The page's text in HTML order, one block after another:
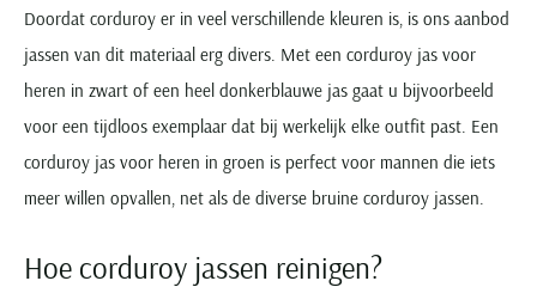
Doordat corduroy er in veel verschillende kleuren is, is ons aanbod
jassen van dit materiaal erg divers. Met een corduroy jas voor
heren in zwart of een heel donkerblauwe jas gaat u bijvoorbeeld
voor een tijdloos exemplaar dat bij werkelijk elke outfit past. Een
corduroy jas voor heren in groen is perfect voor mannen die iets
meer willen opvallen, net als de diverse bruine corduroy jassen.
Hoe corduroy jassen reinigen?